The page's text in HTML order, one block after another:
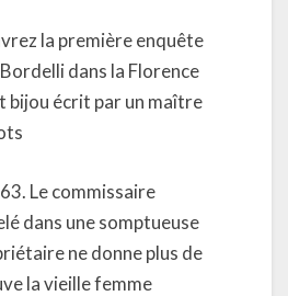
la première enquête
dans la Florence
bijou écrit par un maître
Le commissaire
dans une somptueuse
ne donne plus de
la vieille femme